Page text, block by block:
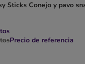
Sticks Conejo y pavo
Precio de referencia